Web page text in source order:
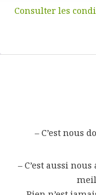
Consulter les
– C’est nous
– C’est aussi